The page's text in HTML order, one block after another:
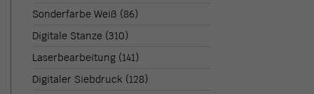
Sonderfarbe Weiß (86)
Digitale Stanze (310)
Laserbearbeitung (141)
Digitaler Siebdruck (128)